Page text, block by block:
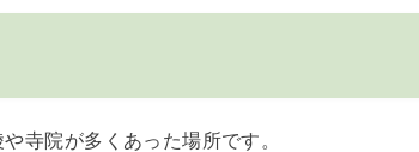
寺院が多くあった場所です。